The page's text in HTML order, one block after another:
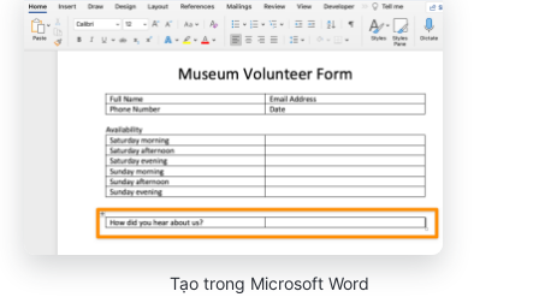
Tạo trong Microsoft Word